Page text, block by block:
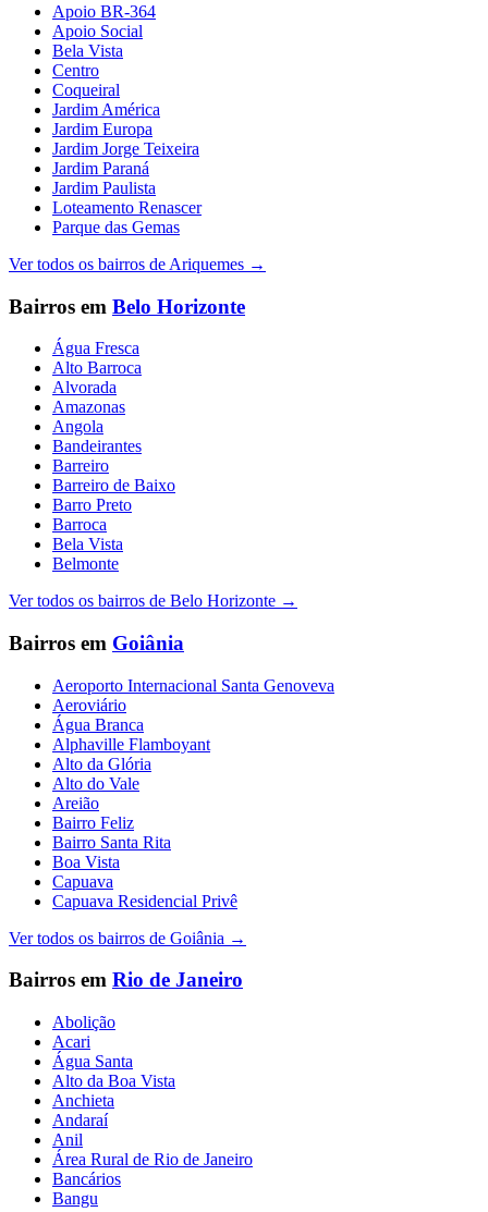
Apoio BR-364
Apoio Social
Bela Vista
Centro
Coqueiral
Jardim América
Jardim Europa
Jardim Jorge Teixeira
Jardim Paraná
Jardim Paulista
Loteamento Renascer
Parque das Gemas
Ver todos os bairros de Ariquemes →
Bairros em Belo Horizonte
Água Fresca
Alto Barroca
Alvorada
Amazonas
Angola
Bandeirantes
Barreiro
Barreiro de Baixo
Barro Preto
Barroca
Bela Vista
Belmonte
Ver todos os bairros de Belo Horizonte →
Bairros em Goiânia
Aeroporto Internacional Santa Genoveva
Aeroviário
Água Branca
Alphaville Flamboyant
Alto da Glória
Alto do Vale
Areião
Bairro Feliz
Bairro Santa Rita
Boa Vista
Capuava
Capuava Residencial Privê
Ver todos os bairros de Goiânia →
Bairros em Rio de Janeiro
Abolição
Acari
Água Santa
Alto da Boa Vista
Anchieta
Andaraí
Anil
Área Rural de Rio de Janeiro
Bancários
Bangu